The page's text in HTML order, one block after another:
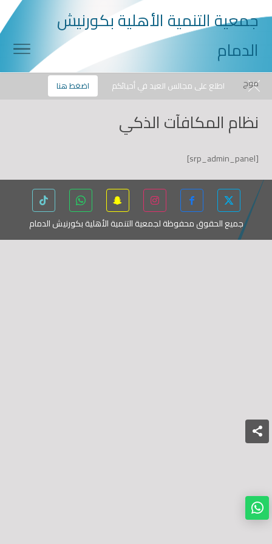
جمعية التنمية الأهلية بكورنيش
الدمام
موج اطلع على مجالس العيد في أحيائكم اضغط هنا الجمعة, 07/08/2026 0507868566
info@mouj.org
نظام المكافآت الذكي
[srp_admin_panel]
جميع الحقوق محفوظة لجمعية التنمية الأهلية بكورنيش الدمام